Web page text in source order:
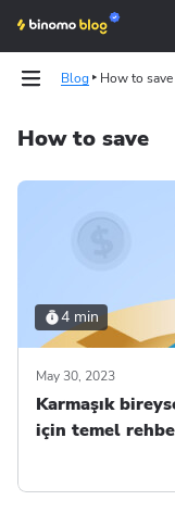
Blog How to save
How to save
4 min
May 30, 2023
Karmaşık
için temel